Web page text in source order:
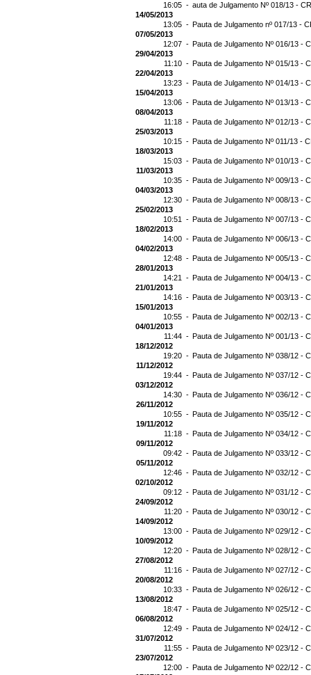
16:05 - auta de Julgamento Nº 018/13 -
14/05/2013
13:05 - Pauta de Julgamento nº 017/13 -
07/05/2013
12:07 - Pauta de Julgamento Nº 016/13 -
29/04/2013
11:10 - Pauta de Julgamento Nº 015/13 -
22/04/2013
13:23 - Pauta de Julgamento Nº 014/13 -
15/04/2013
13:06 - Pauta de Julgamento Nº 013/13 -
08/04/2013
11:18 - Pauta de Julgamento Nº 012/13 -
25/03/2013
10:15 - Pauta de Julgamento Nº 011/13 -
18/03/2013
15:03 - Pauta de Julgamento Nº 010/13 -
11/03/2013
10:35 - Pauta de Julgamento Nº 009/13 -
04/03/2013
12:30 - Pauta de Julgamento Nº 008/13 -
25/02/2013
10:51 - Pauta de Julgamento Nº 007/13 -
18/02/2013
14:00 - Pauta de Julgamento Nº 006/13 -
04/02/2013
12:48 - Pauta de Julgamento Nº 005/13 -
28/01/2013
14:21 - Pauta de Julgamento Nº 004/13 -
21/01/2013
14:16 - Pauta de Julgamento Nº 003/13 -
15/01/2013
10:55 - Pauta de Julgamento Nº 002/13 -
04/01/2013
11:44 - Pauta de Julgamento Nº 001/13 -
18/12/2012
19:20 - Pauta de Julgamento Nº 038/12 -
11/12/2012
19:44 - Pauta de Julgamento Nº 037/12 -
03/12/2012
14:30 - Pauta de Julgamento Nº 036/12 -
26/11/2012
10:55 - Pauta de Julgamento Nº 035/12 -
19/11/2012
11:18 - Pauta de Julgamento Nº 034/12 -
09/11/2012
09:42 - Pauta de Julgamento Nº 033/12 -
05/11/2012
12:46 - Pauta de Julgamento Nº 032/12 -
02/10/2012
09:12 - Pauta de Julgamento Nº 031/12 -
24/09/2012
11:20 - Pauta de Julgamento Nº 030/12 -
14/09/2012
13:00 - Pauta de Julgamento Nº 029/12 -
10/09/2012
12:20 - Pauta de Julgamento Nº 028/12 -
27/08/2012
11:16 - Pauta de Julgamento Nº 027/12 -
20/08/2012
10:33 - Pauta de Julgamento Nº 026/12 -
13/08/2012
18:47 - Pauta de Julgamento Nº 025/12 -
06/08/2012
12:49 - Pauta de Julgamento Nº 024/12 -
31/07/2012
11:55 - Pauta de Julgamento Nº 023/12 -
23/07/2012
12:00 - Pauta de Julgamento Nº 022/12 -